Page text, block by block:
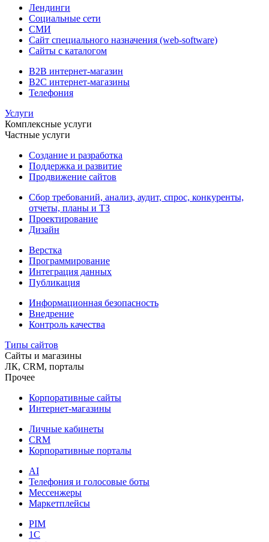
Лендинги
Социальные сети
СМИ
Сайт специального назначения (web-software)
Сайты с каталогом
B2B интернет-магазин
B2C интернет-магазины
Телефония
Услуги
Комплексные услуги
Частные услуги
Создание и разработка
Поддержка и развитие
Продвижение сайтов
Сбор требований, анализ, аудит, спрос, конкуренты,
отчеты, планы и ТЗ
Проектирование
Дизайн
Верстка
Программирование
Интеграция данных
Публикация
Информационная безопасность
Внедрение
Контроль качества
Типы сайтов
Сайты и магазины
ЛК, CRM, порталы
Прочее
Корпоративные сайты
Интернет-магазины
Личные кабинеты
CRM
Корпоративные порталы
AI
Телефония и голосовые боты
Мессенжеры
Маркетплейсы
PIM
1C